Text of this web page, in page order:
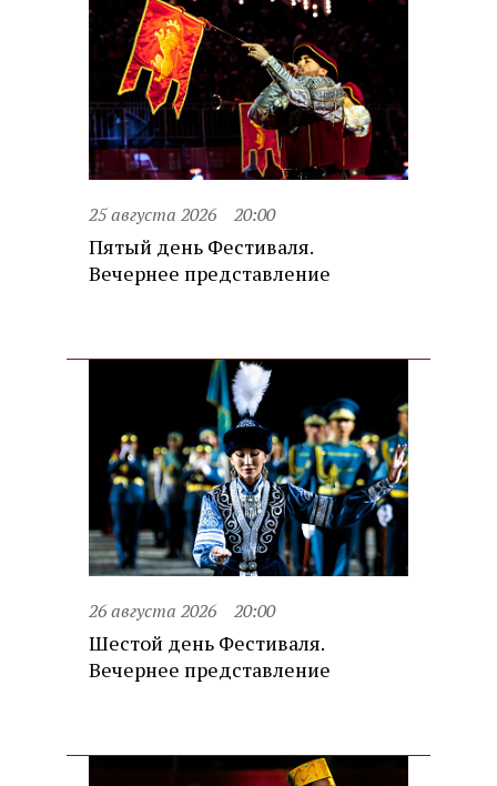
25 августа 2026 20:00
Пятый день Фестиваля.
Вечернее представление
26 августа 2026 20:00
Шестой день Фестиваля.
Вечернее представление